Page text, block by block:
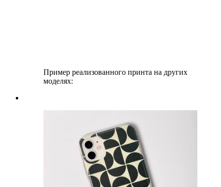
Пример реализованного принта на других
моделях: